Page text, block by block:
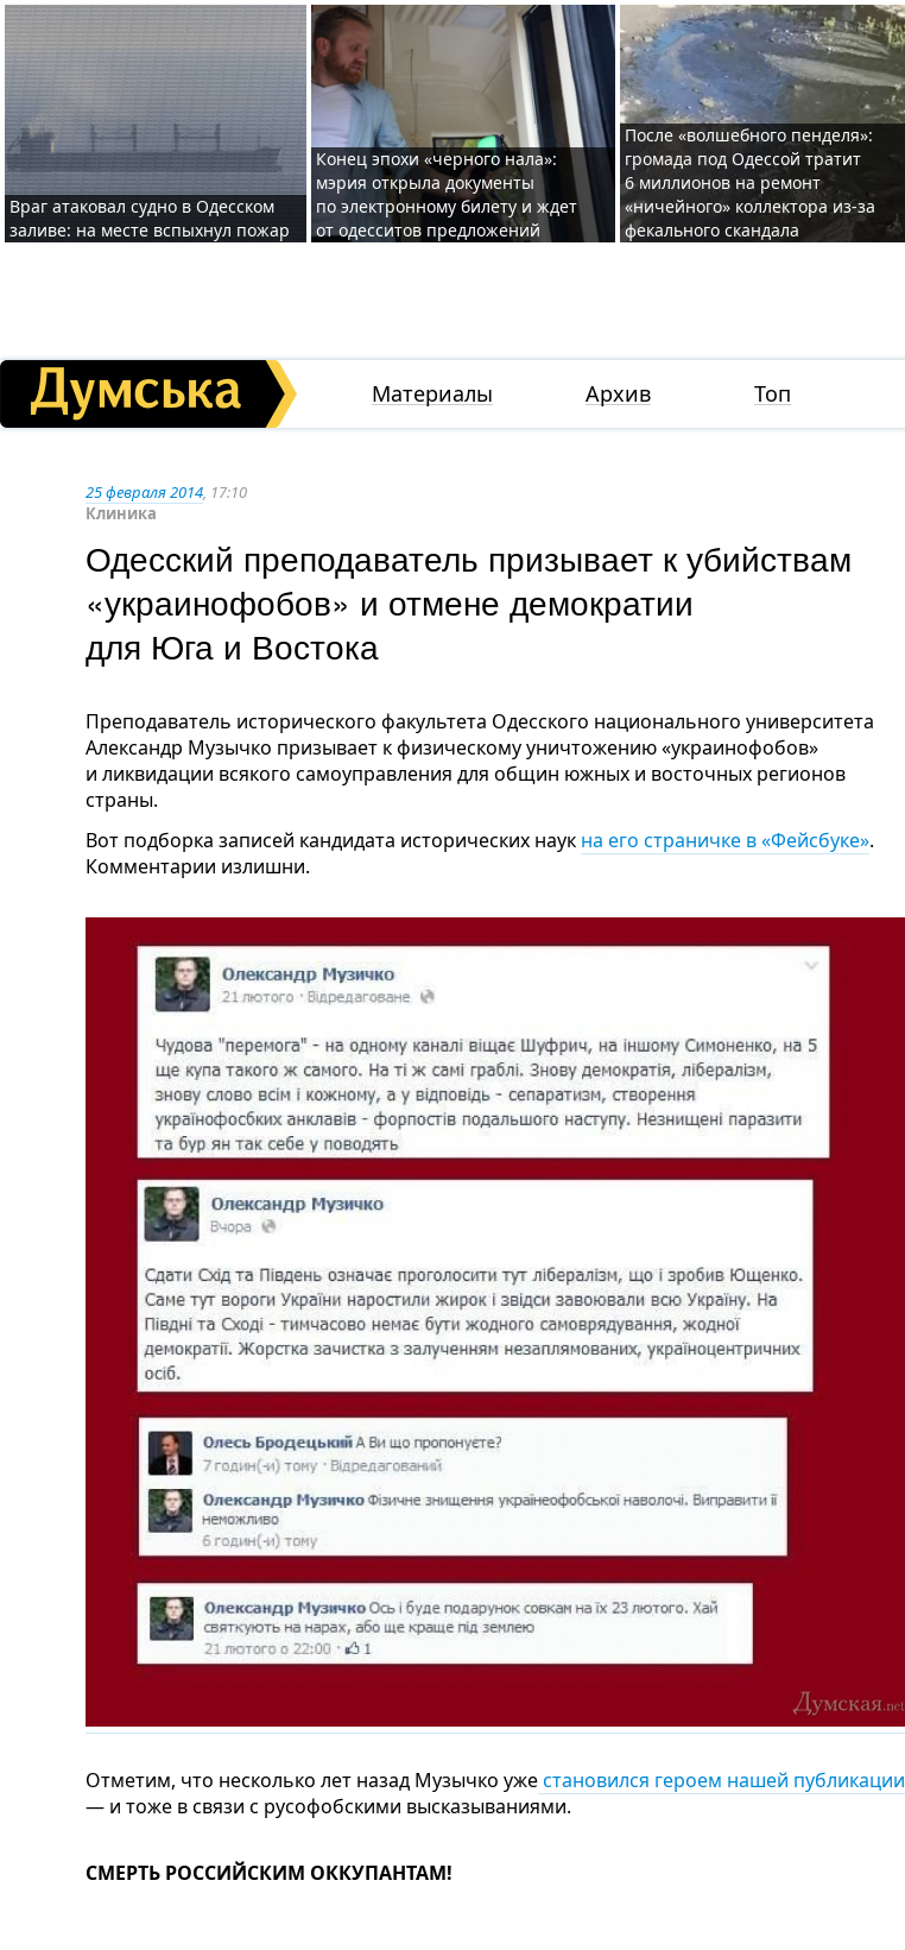
Враг атаковал судно в Одесском
заливе: на месте вспыхнул пожар
Конец эпохи «черного нала»:
мэрия открыла документы
по электронному билету и ждет
от одесситов предложений
После «волшебного пенделя»:
громада под Одессой тратит
6 миллионов на ремонт
«ничейного» коллектора из-за
фекального скандала
Материалы Архив Топ
25 февраля 2014, 17:10
Клиника
Одесский преподаватель призывает к убийствам
«украинофобов» и отмене демократии
для Юга и Востока
Преподаватель исторического факультета Одесского национального университета
Александр Музычко призывает к физическому уничтожению «украинофобов»
и ликвидации всякого самоуправления для общин южных и восточных регионов
страны.
Вот подборка записей кандидата исторических наук на его страничке в «Фейсбуке».
Комментарии излишни.
Отметим, что несколько лет назад Музычко ужестановился героем нашей публикации
— и тоже в связи с русофобскими высказываниями.
СМЕРТЬ РОССИЙСКИМ ОККУПАНТАМ!